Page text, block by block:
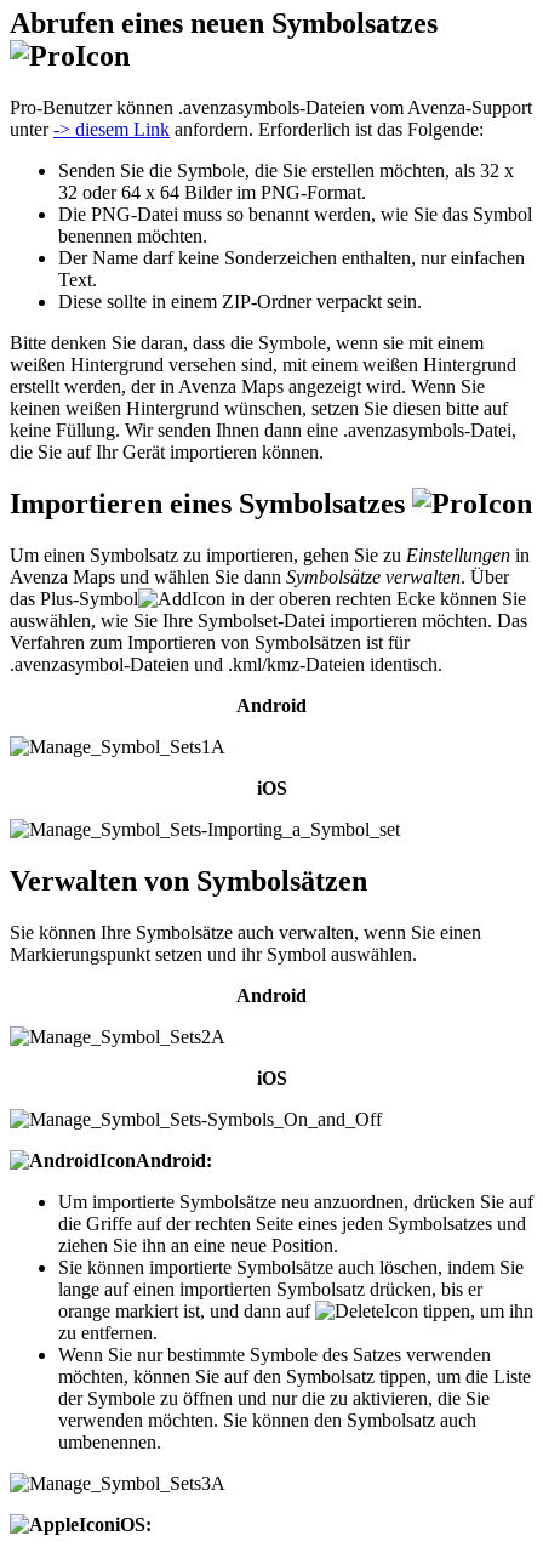
Abrufen eines neuen Symbolsatzes
Pro-Benutzer können .avenzasymbols-Dateien vom Avenza-Support
unter-> diesem Link anfordern. Erforderlich ist das Folgende:
Senden Sie die Symbole, die Sie erstellen möchten, als 32 x
32 oder 64 x 64 Bilder im PNG-Format.
Die PNG-Datei muss so benannt werden, wie Sie das Symbol
benennen möchten.
Der Name darf keine Sonderzeichen enthalten, nur einfachen
Text.
Diese sollte in einem ZIP-Ordner verpackt sein.
Bitte denken Sie daran, dass die Symbole, wenn sie mit einem
weißen Hintergrund versehen sind, mit einem weißen Hintergrund
erstellt werden, der in Avenza Maps angezeigt wird. Wenn Sie
keinen weißen Hintergrund wünschen, setzen Sie diesen bitte auf
keine Füllung. Wir senden Ihnen dann eine .avenzasymbols-Datei,
die Sie auf Ihr Gerät importieren können.
Importieren eines Symbolsatzes
Um einen Symbolsatz zu importieren, gehen Sie zu Einstellungen in
Avenza Maps und wählen Sie dann Symbolsätze verwalten. Über
das Plus-Symbol
in der oberen rechten Ecke können Sie
auswählen, wie Sie Ihre Symbolset-Datei importieren möchten. Das
Verfahren zum Importieren von Symbolsätzen ist für
.avenzasymbol-Dateien und .kml/kmz-Dateien identisch.
Android
iOS
Verwalten von Symbolsätzen
Sie können Ihre Symbolsätze auch verwalten, wenn Sie einen
Markierungspunkt setzen und ihr Symbol auswählen.
Android
iOS
Android:
Um importierte Symbolsätze neu anzuordnen, drücken Sie auf
die Griffe auf der rechten Seite eines jeden Symbolsatzes und
ziehen Sie ihn an eine neue Position.
Sie können importierte Symbolsätze auch löschen, indem Sie
lange auf einen importierten Symbolsatz drücken, bis er
orange markiert ist, und dann auf
tippen, um ihn
zu entfernen.
Wenn Sie nur bestimmte Symbole des Satzes verwenden
möchten, können Sie auf den Symbolsatz tippen, um die Liste
der Symbole zu öffnen und nur die zu aktivieren, die Sie
verwenden möchten. Sie können den Symbolsatz auch
umbenennen.
iOS: